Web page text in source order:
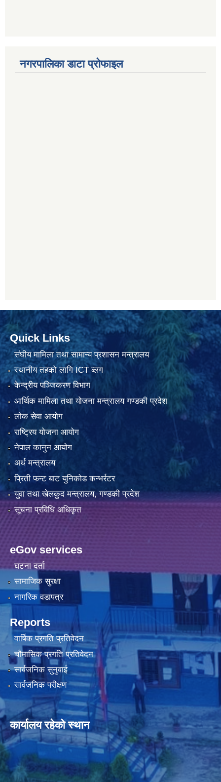
नगरपालिका डाटा प्रोफाइल
Quick Links
संघीय मामिला तथा सामान्य प्रशासन मन्त्रालय
स्थानीय तहको लागि ICT ब्लग
केन्द्रीय पञ्जिकरण विभाग
आर्थिक मामिला तथा योजना मन्त्रालय गण्डकी प्रदेश
लोक सेवा आयोग
राष्ट्रिय योजना आयोग
नेपाल कानुन आयोग
अर्थ मन्त्रालय
प्रिती फन्ट बाट युनिकोड कन्भर्रटर
युवा तथा खेलकुद मन्त्रालय, गण्डकी प्रदेश
सूचना प्रविधि अधिकृत
eGov services
घटना दर्ता
सामाजिक सुरक्षा
नागरिक वडापत्र
Reports
वार्षिक प्रगति प्रतिवेदन
चौमासिक प्रगति प्रतिवेदन
सार्वजनिक सुनुवाई
सार्वजनिक परीक्षण
कार्यालय रहेको स्थान